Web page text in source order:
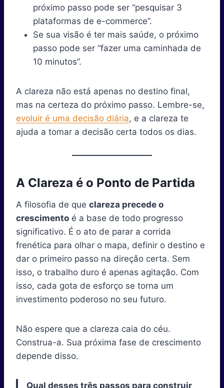
próximo passo pode ser “pesquisar 3
plataformas de e-commerce”.
Se sua visão é ter mais saúde, o próximo
passo pode ser “fazer uma caminhada de
10 minutos”.
A clareza não está apenas no destino final,
mas na certeza do próximo passo. Lembre-se,
evoluir é uma decisão diária, e a clareza te
ajuda a tomar a decisão certa todos os dias.
A Clareza é o Ponto de Partida
A filosofia de que clareza precede o
crescimento é a base de todo progresso
significativo. É o ato de parar a corrida
frenética para olhar o mapa, definir o destino e
dar o primeiro passo na direção certa. Sem
isso, o trabalho duro é apenas agitação. Com
isso, cada gota de esforço se torna um
investimento poderoso no seu futuro.
Não espere que a clareza caia do céu.
Construa-a. Sua próxima fase de crescimento
depende disso.
Qual desses três passos para construir